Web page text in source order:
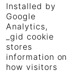
Installed by
Google
Analytics,
_gid cookie
stores
information on
how visitors